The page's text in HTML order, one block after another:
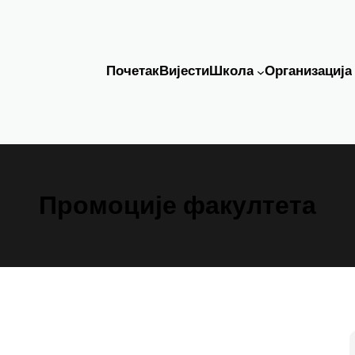
ПочетакВијестиШкола Организација
Промоције факултета